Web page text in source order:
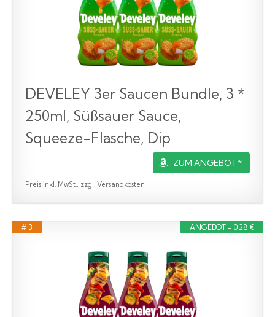
DEVELEY 3er Saucen Bundle, 3 *
250ml, Süßsauer Sauce,
Squeeze-Flasche, Dip
ZUM ANGEBOT*
Preis inkl. MwSt., zzgl. Versandkosten
ANGEBOT - 0,28 €
# 3